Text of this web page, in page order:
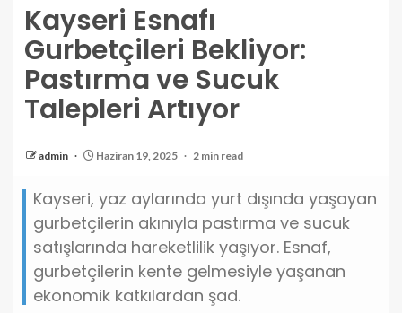
Kayseri Esnafı
Gurbetçileri Bekliyor:
Pastırma ve Sucuk
Talepleri Artıyor
admin Haziran 19, 2025 2 min read
Kayseri, yaz aylarında yurt dışında yaşayan
gurbetçilerin akınıyla pastırma ve sucuk
satışlarında hareketlilik yaşıyor. Esnaf,
gurbetçilerin kente gelmesiyle yaşanan
ekonomik katkılardan şad.